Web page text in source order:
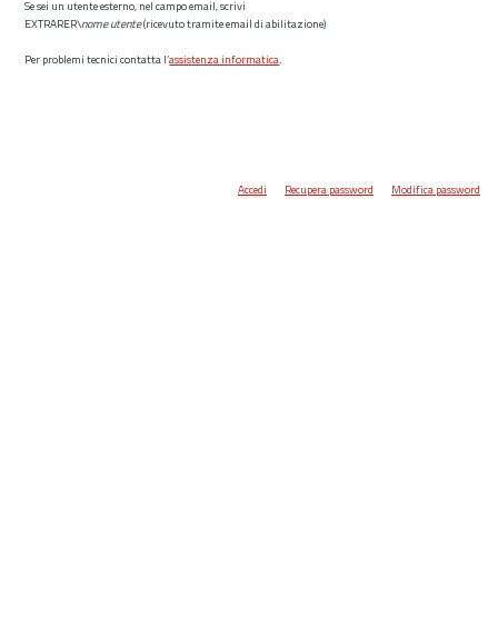
Se sei un utente esterno, nel campo email, scrivi
EXTRARER\nome utente(ricevuto tramite email di abilitazione)
Per problemi tecnici contatta l’assistenza informatica.
Accedi Recupera password Modifica password